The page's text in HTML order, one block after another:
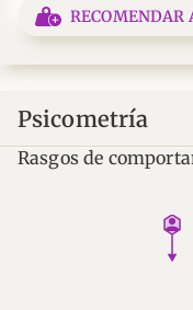
RECOMENDAR
Psicometría
Rasgos de